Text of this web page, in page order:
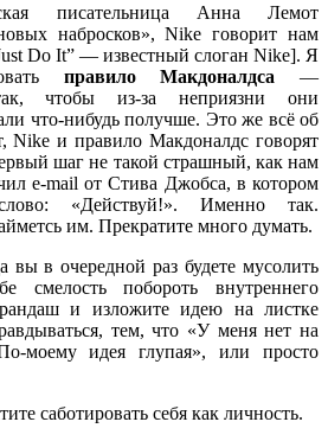
писательница Анна Лемот
набросков», Nike говорит нам
Do It” — известный слоган Nike]. Я
правило Макдоналдса —
чтобы из-за неприязни они
что-нибудь получше. Это же всё об
и правило Макдоналдс говорят
шаг не такой страшный, как нам
e-mail от Стива Джобса, в котором
«Действуй!». Именно так.
им. Прекратите много думать.
вы в очередной раз будете мусолить
смелость побороть внутреннего
и изложите идею на листке
тем, что «У меня нет на
моему идея глупая», или просто
саботировать себя как личность.